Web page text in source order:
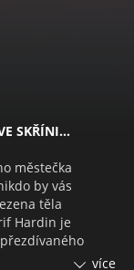
SKŘÍNI…
městečka
by vás
těla
Hardin je
že za více